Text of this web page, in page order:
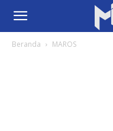
Beranda MAROS